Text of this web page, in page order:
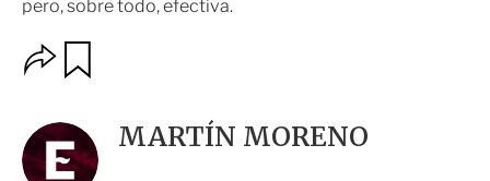
pero, sobre todo, efectiva.
O
p
n
e
a
r
MARTÍN MORENO